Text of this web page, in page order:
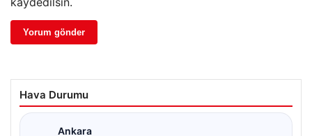
Hava Durumu
Ankara